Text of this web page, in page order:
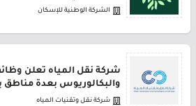
الشركة الوطنية للإسكان
شركة نقل المياه تعلن
والبكالوريوس بعدة مناطق
شركة نقل وتقنيات المياه